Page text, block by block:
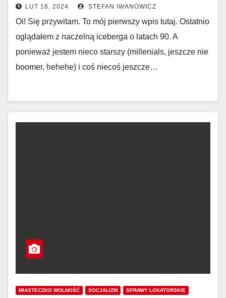
LUT 16, 2024 STEFAN IWANOWICZ
Oi! Się przywitam. To mój pierwszy wpis tutaj. Ostatnio
oglądałem z naczelną iceberga o latach 90. A
ponieważ jestem nieco starszy (millenials, jeszcze nie
boomer, hehehe) i coś niecoś jeszcze…
MIASTECZKO WOLNOŚĆ SOCJALIZM SPRAWY LOKATORSKIE